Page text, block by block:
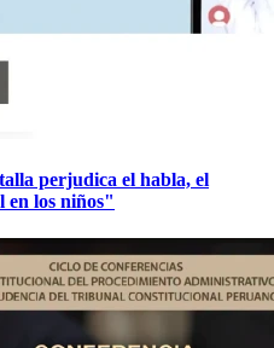
perjudica el habla, el
en los niños"